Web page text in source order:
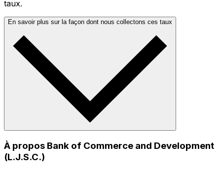
taux.
En savoir plus sur la façon dont nous collectons ces taux
À propos Bank of Commerce and Development
(L.J.S.C.)